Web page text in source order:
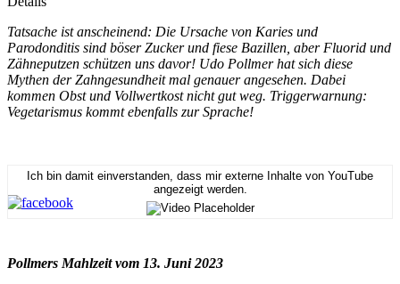
Tatsache ist anscheinend: Die Ursache von Karies und
Parodonditis sind böser Zucker und fiese Bazillen, aber Fluorid und
Zähneputzen schützen uns davor! Udo Pollmer hat sich diese
Mythen der Zahngesundheit mal genauer angesehen. Dabei
kommen Obst und Vollwertkost nicht gut weg. Triggerwarnung:
Vegetarismus kommt ebenfalls zur Sprache!
Ich bin damit einverstanden, dass mir externe Inhalte von YouTube
angezeigt werden.
Pollmers Mahlzeit vom 13. Juni 2023